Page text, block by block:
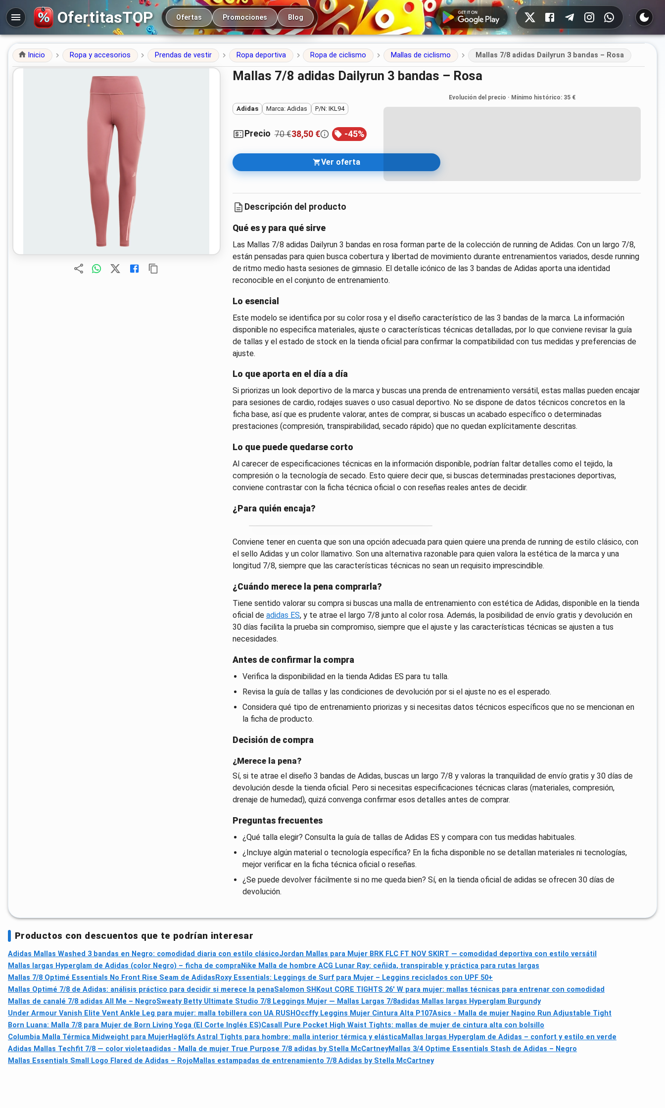
OfertitasTOP Navegación principal
Ofertas Promociones Blog
Redes sociales
Inicio Ropa y accesorios Prendas de vestir Ropa deportiva Ropa de ciclismo Mallas de ciclismo Mallas 7/8 adidas Dailyrun 3 bandas – Rosa
Mallas 7/8 adidas Dailyrun 3 bandas – Rosa
Adidas Marca: Adidas P/N: IKL94
Precio 70 €38,50 € -45%
Ver oferta
Evolución del precio · Mínimo histórico: 35 €
Descripción del producto
Qué es y para qué sirve
Las Mallas 7/8 adidas Dailyrun 3 bandas en rosa forman parte de la colección de running de Adidas. Con un largo 7/8,
están pensadas para quien busca cobertura y libertad de movimiento durante entrenamientos variados, desde running
de ritmo medio hasta sesiones de gimnasio. El detalle icónico de las 3 bandas de Adidas aporta una identidad
reconocible en el conjunto de entrenamiento.
Lo esencial
Este modelo se identifica por su color rosa y el diseño característico de las 3 bandas de la marca. La información
disponible no especifica materiales, ajuste o características técnicas detalladas, por lo que conviene revisar la guía
de tallas y el estado de stock en la tienda oficial para confirmar la compatibilidad con tus medidas y preferencias de
ajuste.
Lo que aporta en el día a día
Si priorizas un look deportivo de la marca y buscas una prenda de entrenamiento versátil, estas mallas pueden encajar
para sesiones de cardio, rodajes suaves o uso casual deportivo. No se dispone de datos técnicos concretos en la
ficha base, así que es prudente valorar, antes de comprar, si buscas un acabado específico o determinadas
prestaciones (compresión, transpirabilidad, secado rápido) que no quedan explícitamente descritas.
Lo que puede quedarse corto
Al carecer de especificaciones técnicas en la información disponible, podrían faltar detalles como el tejido, la
compresión o la tecnología de secado. Esto quiere decir que, si buscas determinadas prestaciones deportivas,
conviene contrastar con la ficha técnica oficial o con reseñas reales antes de decidir.
¿Para quién encaja?
Conviene tener en cuenta que son una opción adecuada para quien quiere una prenda de running de estilo clásico, con
el sello Adidas y un color llamativo. Son una alternativa razonable para quien valora la estética de la marca y una
longitud 7/8, siempre que las características técnicas no sean un requisito imprescindible.
¿Cuándo merece la pena comprarla?
Tiene sentido valorar su compra si buscas una malla de entrenamiento con estética de Adidas, disponible en la tienda
oficial de adidas ES, y te atrae el largo 7/8 junto al color rosa. Además, la posibilidad de envío gratis y devolución en
30 días facilita la prueba sin compromiso, siempre que el ajuste y las características técnicas se ajusten a tus
necesidades.
Antes de confirmar la compra
Verifica la disponibilidad en la tienda Adidas ES para tu talla.
Revisa la guía de tallas y las condiciones de devolución por si el ajuste no es el esperado.
Considera qué tipo de entrenamiento priorizas y si necesitas datos técnicos específicos que no se mencionan en
la ficha de producto.
Decisión de compra
¿Merece la pena?
Sí, si te atrae el diseño 3 bandas de Adidas, buscas un largo 7/8 y valoras la tranquilidad de envío gratis y 30 días de
devolución desde la tienda oficial. Pero si necesitas especificaciones técnicas claras (materiales, compresión,
drenaje de humedad), quizá convenga confirmar esos detalles antes de comprar.
Preguntas frecuentes
¿Qué talla elegir? Consulta la guía de tallas de Adidas ES y compara con tus medidas habituales.
¿Incluye algún material o tecnología específica? En la ficha disponible no se detallan materiales ni tecnologías,
mejor verificar en la ficha técnica oficial o reseñas.
¿Se puede devolver fácilmente si no me queda bien? Sí, en la tienda oficial de adidas se ofrecen 30 días de
devolución.
Productos con descuentos que te podrían interesar
Adidas Mallas Washed 3 bandas en Negro: comodidad diaria con estilo clásicoJordan Mallas para Mujer BRK FLC FT NOV SKIRT — comodidad deportiva con estilo versátil
Mallas largas Hyperglam de Adidas (color Negro) – ficha de compraNike Malla de hombre ACG Lunar Ray: ceñida, transpirable y práctica para rutas largas
Mallas 7/8 Optimé Essentials No Front Rise Seam de Adidas Roxy Essentials: Leggings de Surf para Mujer – Leggins reciclados con UPF 50+
Mallas Optimé 7/8 de Adidas: análisis práctico para decidir si merece la penaSalomon SHKout CORE TIGHTS 26' W para mujer: mallas técnicas para entrenar con comodidad
Mallas de canalé 7/8 adidas All Me – NegroSweaty Betty Ultimate Studio 7/8 Leggings Mujer — Mallas Largas 7/8adidas Mallas largas Hyperglam Burgundy
Under Armour Vanish Elite Vent Ankle Leg para mujer: malla tobillera con UA RUSH Occffy Leggins Mujer Cintura Alta P107Asics - Malla de mujer Nagino Run Adjustable Tight
Born Luana: Malla 7/8 para Mujer de Born Living Yoga (El Corte Inglés ES)Casall Pure Pocket High Waist Tights: mallas de mujer de cintura alta con bolsillo
Columbia Malla Térmica Midweight para MujerHaglöfs Astral Tights para hombre: malla interior térmica y elásticaMallas largas Hyperglam de Adidas – confort y estilo en verde
Adidas Mallas Techfit 7/8 — color violetaadidas - Malla de mujer True Purpose 7/8 adidas by Stella McCartneyMallas 3/4 Optime Essentials Stash de Adidas – Negro
Mallas Essentials Small Logo Flared de Adidas – Rojo Mallas estampadas de entrenamiento 7/8 Adidas by Stella McCartney